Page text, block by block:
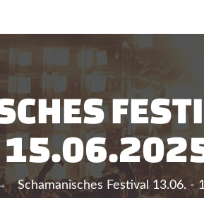
Schamanisches Festival 13.06. -